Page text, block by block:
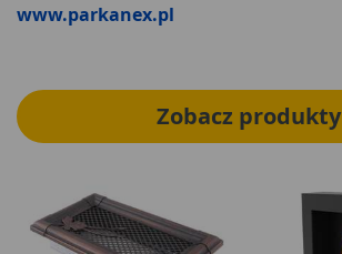
www.parkanex.pl
Zobacz produkty